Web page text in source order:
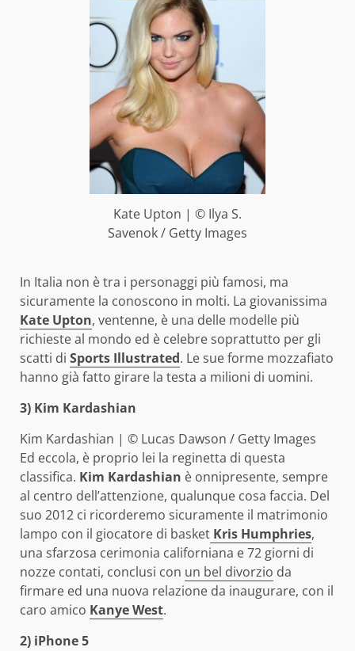
Kate Upton | © Ilya S.
Savenok / Getty Images
In Italia non è tra i personaggi più famosi, ma
sicuramente la conoscono in molti. La giovanissima
Kate Upton, ventenne, è una delle modelle più
richieste al mondo ed è celebre soprattutto per gli
scatti di Sports Illustrated. Le sue forme mozzafiato
hanno già fatto girare la testa a milioni di uomini.
3) Kim Kardashian
Kim Kardashian | © Lucas Dawson / Getty Images
Ed eccola, è proprio lei la reginetta di questa
classifica. Kim Kardashian è onnipresente, sempre
al centro dell’attenzione, qualunque cosa faccia. Del
suo 2012 ci ricorderemo sicuramente il matrimonio
lampo con il giocatore di basket Kris Humphries,
una sfarzosa cerimonia californiana e 72 giorni di
nozze contati, conclusi con un bel divorzio da
firmare ed una nuova relazione da inaugurare, con il
caro amico Kanye West.
2) iPhone 5